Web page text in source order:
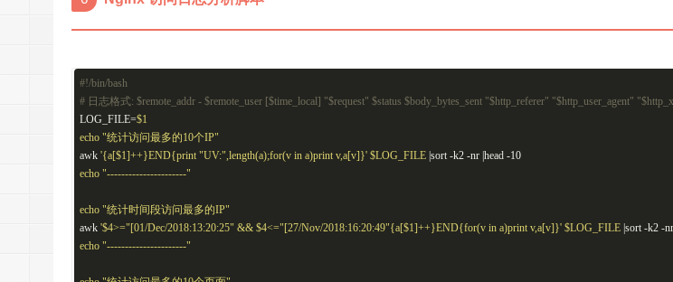
#!/bin/bash
# 日志格式: $remote_addr - $remote_user [$time_local] "$request" $status $body_bytes_sent "$http_referer" "$http_user_agent"
LOG_FILE=$1
echo "统计访问最多的10个IP"
awk '{a[$1]++}END{print "UV:",length(a);for(v in a)print v,a[v]}' $LOG_FILE|sort -k2 -nr |head -10
echo "----------------------"
echo "统计时间段访问最多的IP"
awk '$4>="[01/Dec/2018:13:20:25" && $4<="[27/Nov/2018:16:20:49"{a[$1]++}END{for(v in a)print v,a[v]}' $LOG_FILE|sort -k2 -
echo "----------------------"